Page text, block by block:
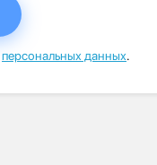
персональных данных.